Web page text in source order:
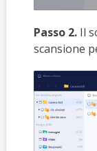
Passo 2.Il
scansione